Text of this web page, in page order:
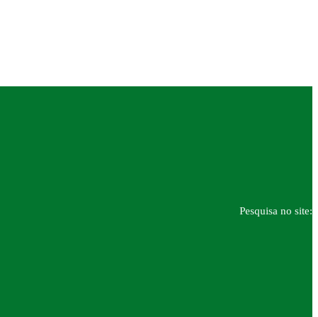
Pesquisa no site: